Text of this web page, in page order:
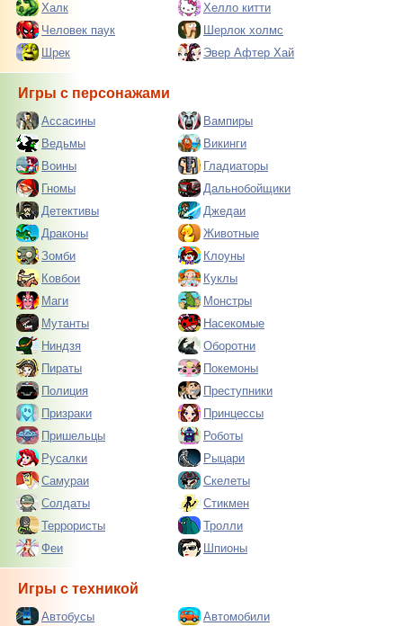
Халк
Хелло китти
Человек паук
Шерлок холмс
Шрек
Эвер Афтер Хай
Игры с персонажами
Ассасины
Вампиры
Ведьмы
Викинги
Воины
Гладиаторы
Гномы
Дальнобойщики
Детективы
Джедаи
Драконы
Животные
Зомби
Клоуны
Ковбои
Куклы
Маги
Монстры
Мутанты
Насекомые
Ниндзя
Оборотни
Пираты
Покемоны
Полиция
Преступники
Призраки
Принцессы
Пришельцы
Роботы
Русалки
Рыцари
Самураи
Скелеты
Солдаты
Стикмен
Террористы
Тролли
Феи
Шпионы
Игры с техникой
Автобусы Автомобили